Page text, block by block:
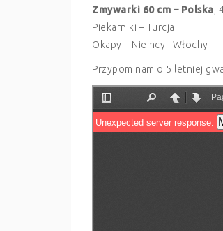
Zmywarki 60 cm – Polska ,
Piekarniki – Turcja
Okapy – Niemcy i Włochy
Przypominam o 5 letniej